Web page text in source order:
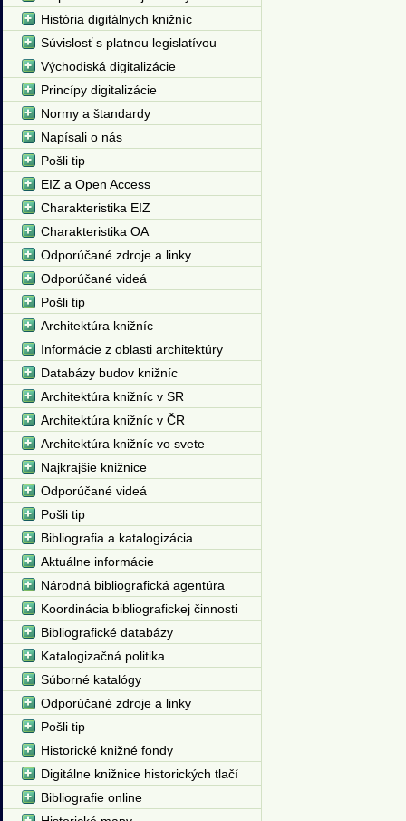
História digitálnych knižníc
Súvislosť s platnou legislatívou
Východiská digitalizácie
Princípy digitalizácie
Normy a štandardy
Napísali o nás
Pošli tip
EIZ a Open Access
Charakteristika EIZ
Charakteristika OA
Odporúčané zdroje a linky
Odporúčané videá
Pošli tip
Architektúra knižníc
Informácie z oblasti architektúry
Databázy budov knižníc
Architektúra knižníc v SR
Architektúra knižníc v ČR
Architektúra knižníc vo svete
Najkrajšie knižnice
Odporúčané videá
Pošli tip
Bibliografia a katalogizácia
Aktuálne informácie
Národná bibliografická agentúra
Koordinácia bibliografickej činnosti
Bibliografické databázy
Katalogizačná politika
Súborné katalógy
Odporúčané zdroje a linky
Pošli tip
Historické knižné fondy
Digitálne knižnice historických tlačí
Bibliografie online